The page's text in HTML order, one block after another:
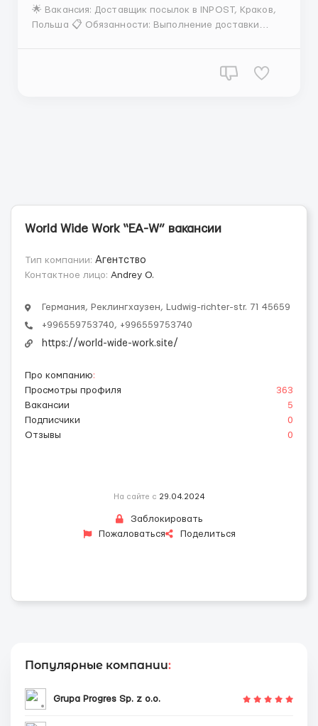
🌟 Вакансия: Доставщик посылок в INPOST, Краков,
Польша 📋 Обязанности: Выполнение доставки
World Wide Work “EA-W” вакансии
Тип компании: Агентство
Контактное лицо: Andrey O.
Германия, Реклингхаузен, Ludwig-richter-str. 71 45659
+996559753740, +996559753740
https://world-wide-work.site/
Про компанию:
Просмотры профиля
363
Вакансии
5
Подписчики
0
Отзывы
0
На сайте с 29.04.2024
Заблокировать
Пожаловаться
Поделиться
Популярные компании:
Grupa Progres Sp. z o.o.